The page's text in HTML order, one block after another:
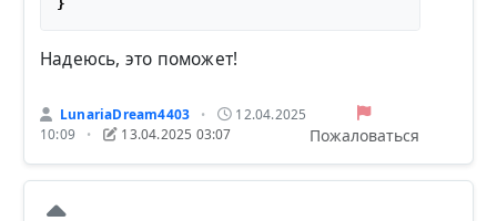
Надеюсь, это поможет!
LunariaDream4403 •
12.04.2025
10:09
• 13.04.2025 03:07 Пожаловаться